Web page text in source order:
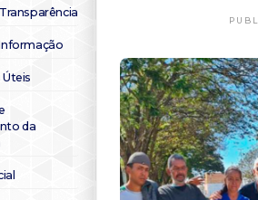
Úteis
da